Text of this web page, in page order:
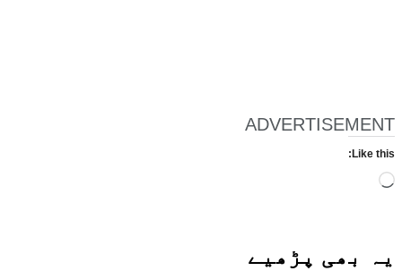
ADVERTISEMENT
Like this:
Loading…
یہ بھی پڑھیے